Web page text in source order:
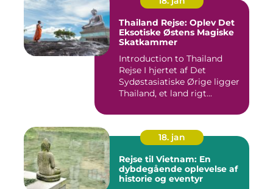
Thailand Rejse: Oplev Det
Eksotiske Østens Magiske
Skatkammer
Introduction to Thailand
Rejse I hjertet af Det
Sydøstasiatiske Ørige ligger
Thailand, et land rigt...
18. jan
Rejse til Vietnam: En
dybdegående oplevelse af
historie og eventyr